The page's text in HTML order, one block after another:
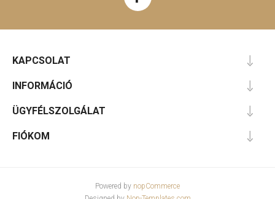
KAPCSOLAT
INFORMÁCIÓ
ÜGYFÉLSZOLGÁLAT
FIÓKOM
Powered by nopCommerce